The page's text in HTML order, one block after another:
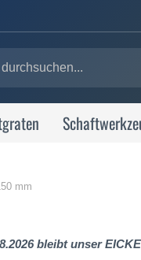
mm
bleibt unser